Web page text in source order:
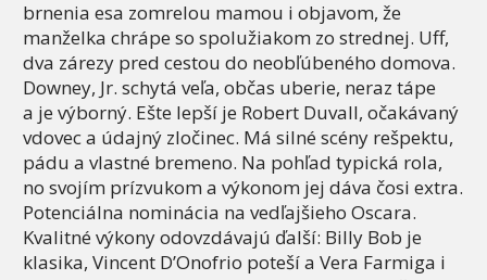
brnenia esa zomrelou mamou i objavom, že
manželka chrápe so spolužiakom zo strednej. Uff,
dva zárezy pred cestou do neobľúbeného domova.
Downey, Jr. schytá veľa, občas uberie, neraz tápe
a je výborný. Ešte lepší je Robert Duvall, očakávaný
vdovec a údajný zločinec. Má silné scény rešpektu,
pádu a vlastné bremeno. Na pohľad typická rola,
no svojím prízvukom a výkonom jej dáva čosi extra.
Potenciálna nominácia na vedľajšieho Oscara.
Kvalitné výkony odovzdávajú ďalší: Billy Bob je
klasika, Vincent D’Onofrio poteší a Vera Farmiga i